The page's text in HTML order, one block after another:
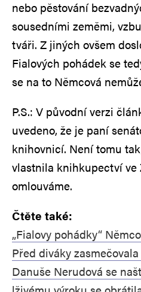
nebo pěstování
sousedními zeměmi,
tváři. Z jiných ovšem
Fialových pohádek se
se na to Němcová
P.S.: V původní verzi
uvedeno, že je paní
knihovnicí. Není tomu
vlastnila knihkupectví ve
omlouváme.
Čtěte také:
„Fialovy pohádky“
Před diváky
Danuše Nerudová se